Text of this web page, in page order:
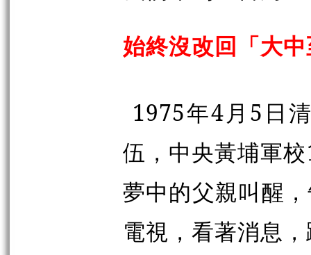
始終沒改回「大
1975年4月5日
伍，中央黃埔軍
夢中的父親叫醒
電視，看著消息